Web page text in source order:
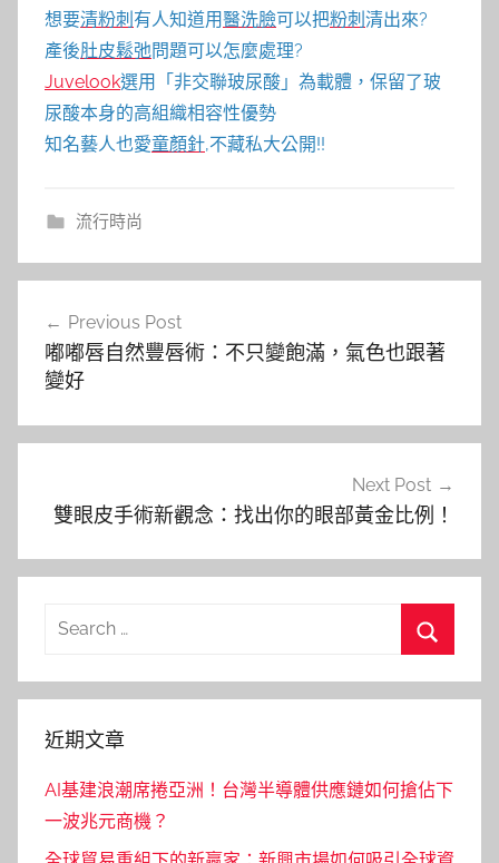
想要清粉刺 有人知道用醫洗臉可以把粉刺 清出來?
產後肚皮鬆弛問題可以怎麼處理?
Juvelook選用「非交聯玻尿酸」為載體，保留了玻
尿酸本身的高組織相容性優勢
知名藝人也愛童顏針,不藏私大公開!!
流行時尚
覽
Previous Post
嘟嘟唇自然豐唇術：不只變飽滿，氣色也跟著
變好
Next Post
雙眼皮手術新觀念：找出你的眼部黃金比例！
Search
近期文章
AI基建浪潮席捲亞洲！台灣半導體供應鏈如何搶佔下
一波兆元商機？